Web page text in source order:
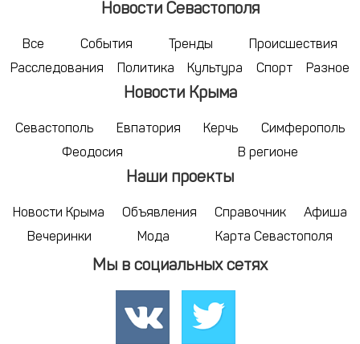
Новости Севастополя
Все События Тренды
Происшествия
Расследования
Политика Культура Спорт Разное
Новости Крыма
Севастополь Евпатория Керчь
Симферополь
Феодосия
В регионе
Наши проекты
Новости Крыма Объявления Справочник
Афиша
Вечеринки
Мода Карта Севастополя
Мы в социальных сетях